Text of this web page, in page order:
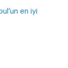
en iyi